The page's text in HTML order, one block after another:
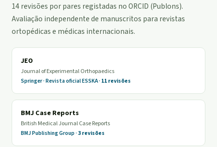
14 revisões por pares registadas no ORCID (Publons).
Avaliação independente de manuscritos para revistas
ortopédicas e médicas internacionais.
JEO
Journal of Experimental Orthopaedics
Springer · Revista oficial ESSKA · 11 revisões
BMJ Case Reports
British Medical Journal Case Reports
BMJ Publishing Group ·3 revisões